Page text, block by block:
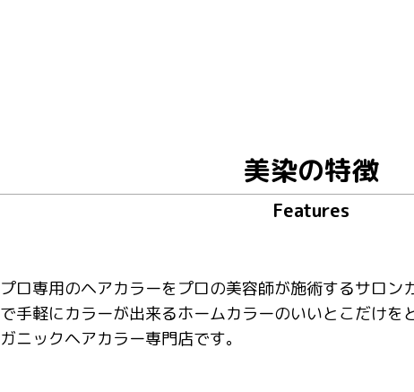
美染の特徴
Features
プロ専用のヘアカラーをプロの美容師が施術するサロン
で手軽にカラーが出来るホームカラーのいいとこだけを
ガニックヘアカラー専門店です。